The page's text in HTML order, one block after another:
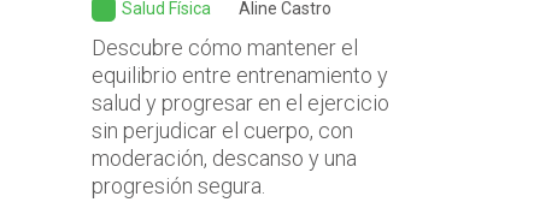
Salud Física Aline Castro
Descubre cómo mantener el
equilibrio entre entrenamiento y
salud y progresar en el ejercicio
sin perjudicar el cuerpo, con
moderación, descanso y una
progresión segura.